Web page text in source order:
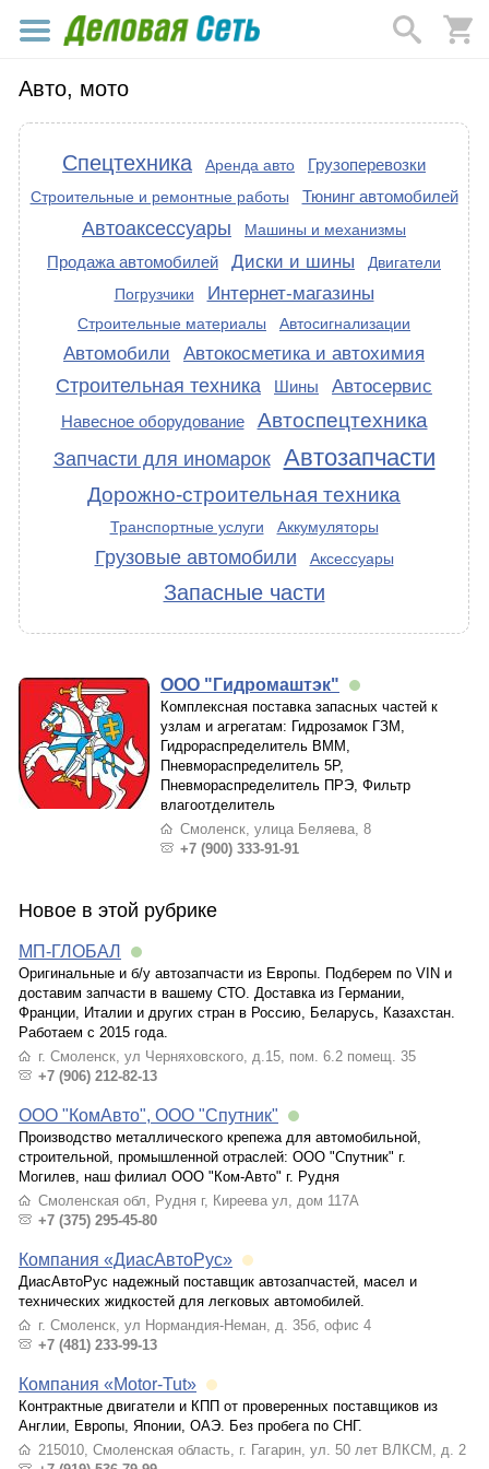
Авто, мото
Спецтехника Аренда авто Грузоперевозки
Строительные и ремонтные работы Тюнинг автомобилей
Автоаксессуары Машины и механизмы
Продажа автомобилей Диски и шины
Двигатели
Погрузчики
Интернет-магазины
Строительные материалы Автосигнализации
Автомобили Автокосметика и автохимия
Строительная техника Шины Автосервис
Навесное оборудование Автоспецтехника
Запчасти для иномарок Автозапчасти
Дорожно-строительная техника
Транспортные услуги Аккумуляторы
Грузовые автомобили Аксессуары
Запасные части
ООО "Гидромаштэк"
Комплексная поставка запасных частей к
узлам и агрегатам: Гидрозамок ГЗМ,
Гидрораспределитель ВММ,
Пневмораспределитель 5Р,
Пневмораспределитель ПРЭ, Фильтр
влагоотделитель
Смоленск, улица Беляева, 8
+7 (900) 333-91-91
Новое в этой рубрике
МП-ГЛОБАЛ
Оригинальные и б/у автозапчасти из Европы. Подберем по VIN и
доставим запчасти в вашему СТО. Доставка из Германии,
Франции, Италии и других стран в Россию, Беларусь, Казахстан.
Работаем с 2015 года.
г. Смоленск, ул Черняховского, д.15, пом. 6.2 помещ. 35
+7 (906) 212-82-13
ООО "КомАвто", ООО "Спутник"
Производство металлического крепежа для автомобильной,
строительной, промышленной отраслей: ООО "Спутник" г.
Могилев, наш филиал ООО "Ком-Авто" г. Рудня
Смоленская обл, Рудня г, Киреева ул, дом 117А
+7 (375) 295-45-80
Компания «ДиасАвтоРус»
ДиасАвтоРус надежный поставщик автозапчастей, масел и
технических жидкостей для легковых автомобилей.
г. Смоленск, ул Нормандия-Неман, д. 35б, офис 4
+7 (481) 233-99-13
Компания «Motor-Tut»
Контрактные двигатели и КПП от проверенных поставщиков из
Англии, Европы, Японии, ОАЭ. Без пробега по СНГ.
215010, Смоленская область, г. Гагарин, ул. 50 лет ВЛКСМ, д. 2